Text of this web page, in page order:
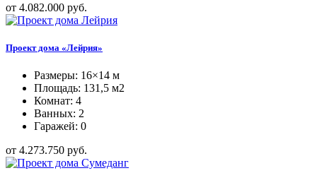
от 4.082.000 руб.
Проект дома «Лейрия»
Размеры: 16×14 м
Площадь: 131,5 м2
Комнат: 4
Ванных: 2
Гаражей: 0
от 4.273.750 руб.